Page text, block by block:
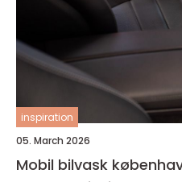
inspiration
05. March 2026
Mobil bilvask